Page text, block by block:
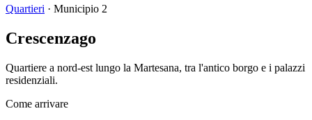
Quartieri · Municipio 2
Crescenzago
Quartiere a nord-est lungo la Martesana, tra l'antico borgo e i palazzi
residenziali.
Come arrivare